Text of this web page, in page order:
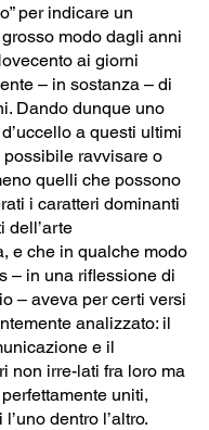
per indicare un
modo dagli anni
ai giorni
– in sostanza – di
Dando dunque uno
a questi ultimi
possibile ravvisare o
quelli che possono
i caratteri dominanti
dell’arte
e che in qualche modo
– in una riflessione di
– aveva per certi versi
analizzato: il
e il
non irre-lati fra loro ma
uniti,
dentro l’altro.